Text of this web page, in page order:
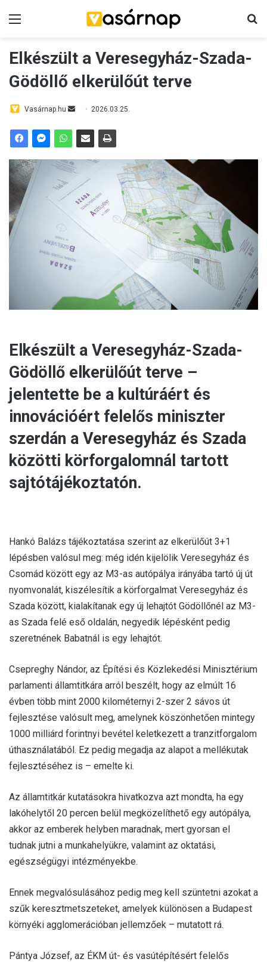
Elkészült a Veresegyház-Szada-
Gödöllő elkerülőút terve
Vasárnap.hu
a
m
a
2026.03.25.
Elkészült a Veresegyház-Szada-
Gödöllő elkerülőút terve –
jelentette be a kultúráért és
innovációért felelős miniszter
szerdán a Veresegyház és Szada
közötti körforgalomnál tartott
sajtótájékoztatón.
Hankó Balázs tájékoztatása szerint az elkerülőút 3+1
lépésben valósul meg: még idén kijelölik Veresegyház és
Csomád között egy az M3-as autópálya irányába tartó új út
nyomvonalát, kiszélesítik a körforgalmat Veresegyház és
Szada között, kialakítanak egy új lehajtót Gödöllőnél az M3-
as Szada felé eső oldalán, negyedik lépésként pedig
szeretnének Babatnál is egy lehajtót.
Csepreghy Nándor, az Építési és Közlekedési Minisztérium
parlamenti államtitkára arról beszélt, hogy az elmúlt 16
évben több mint 2000 kilométernyi 2-szer 2 sávos út
fejlesztése valósult meg, amelynek köszönhetően mintegy
1000 milliárd forintnyi bevétel keletkezett a tranzitforgalom
úthasználatából. Ez pedig megadja az alapot a mellékutak
fejlesztéséhez is – emelte ki.
Az államtitkár kutatásokra hivatkozva azt mondta, ha egy
lakóhelytől 20 percen belül megközelíthető egy autópálya,
akkor az emberek helyben maradnak, mert gyorsan el
tudnak jutni a munkahelyükre, valamint az oktatási,
egészségügyi intézményekbe.
Ennek megvalósulásához pedig meg kell szüntetni azokat a
szűk keresztmetszeteket, amelyek különösen a Budapest
környéki agglomerációban jellemzőek – mutatott rá.
Pántya József, az ÉKM út- és vasútépítésért felelős